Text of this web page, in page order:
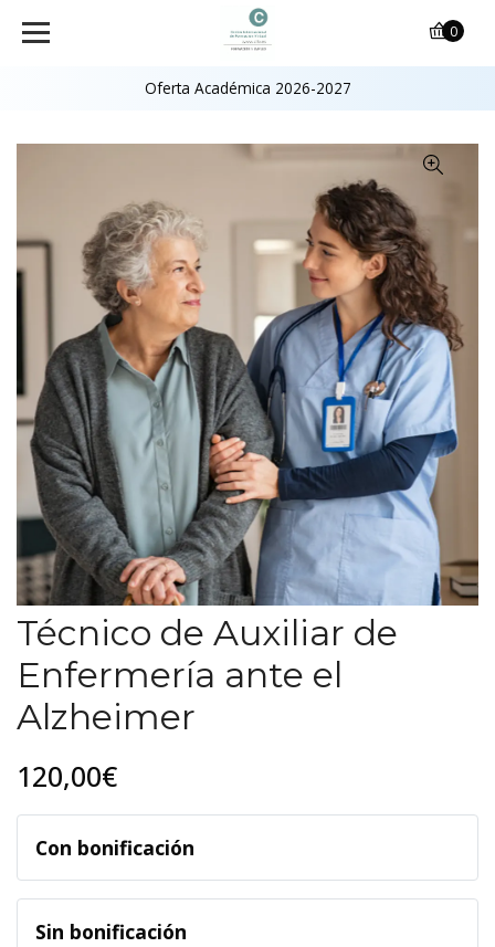
Oferta Académica 2026-2027
0
Técnico de Auxiliar de
Enfermería ante el
Alzheimer
120,00€
Con bonificación
Sin bonificación